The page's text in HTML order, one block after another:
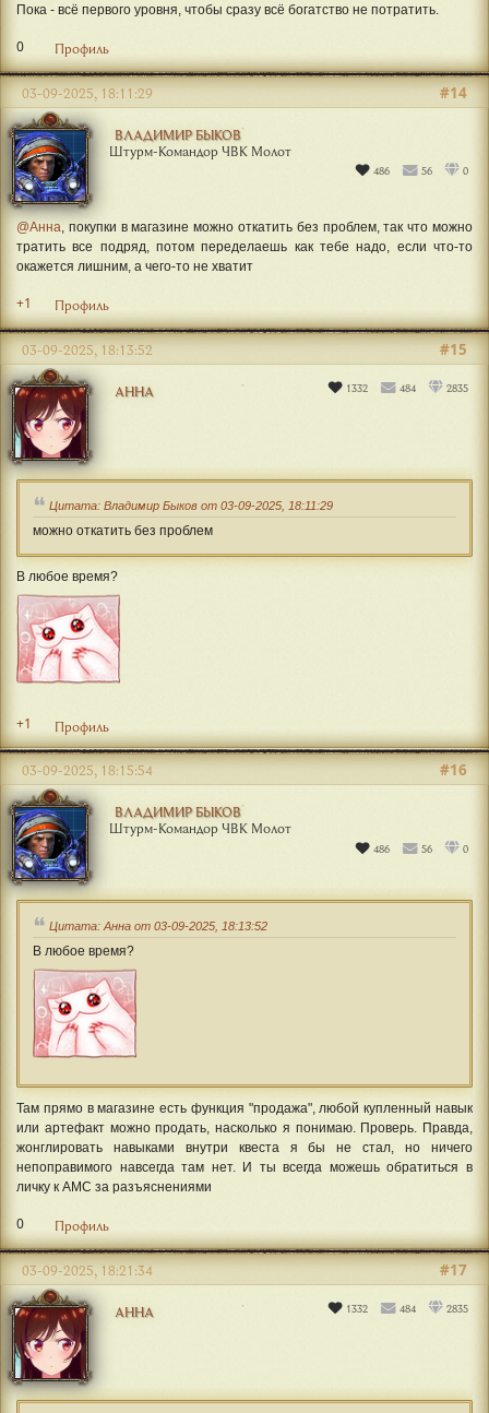
Пока - всё первого уровня, чтобы сразу всё богатство не потратить.
0 Профиль
ВЛАДИМИР БЫКОВ
Штурм-Командор ЧВК Молот
486 56 0
#14
03-09-2025, 18:11:29
@Анна , покупки в магазине можно откатить без проблем, так что можно
тратить все подряд, потом переделаешь как тебе надо, если что-то
окажется лишним, а чего-то не хватит
+1 Профиль
АННА 1332 484 2835
#15
03-09-2025, 18:13:52
Цитата: Владимир Быков от 03-09-2025, 18:11:29
можно откатить без проблем
В любое время?
+1 Профиль
ВЛАДИМИР БЫКОВ
Штурм-Командор ЧВК Молот
486 56 0
#16
03-09-2025, 18:15:54
Цитата: Анна от 03-09-2025, 18:13:52
В любое время?
Там прямо в магазине есть функция "продажа", любой купленный навык
или артефакт можно продать, насколько я понимаю. Проверь. Правда,
жонглировать навыками внутри квеста я бы не стал, но ничего
непоправимого навсегда там нет. И ты всегда можешь обратиться в
личку к АМС за разъяснениями
0 Профиль
АННА 1332 484 2835
#17
03-09-2025, 18:21:34